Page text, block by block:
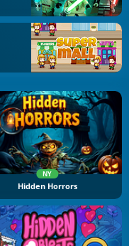
NY
Hidden Horrors